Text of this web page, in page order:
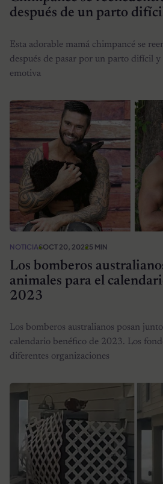
después de un parto
Esta adorable mamá chimpancé se
después de pasar por un parto difícil y
emotiva
NOTICIASOCT 20, 20225 MIN
Los bomberos
animales para el
2023
Los bomberos australianos posan
calendario benéfico de 2023. Los
diferentes organizaciones